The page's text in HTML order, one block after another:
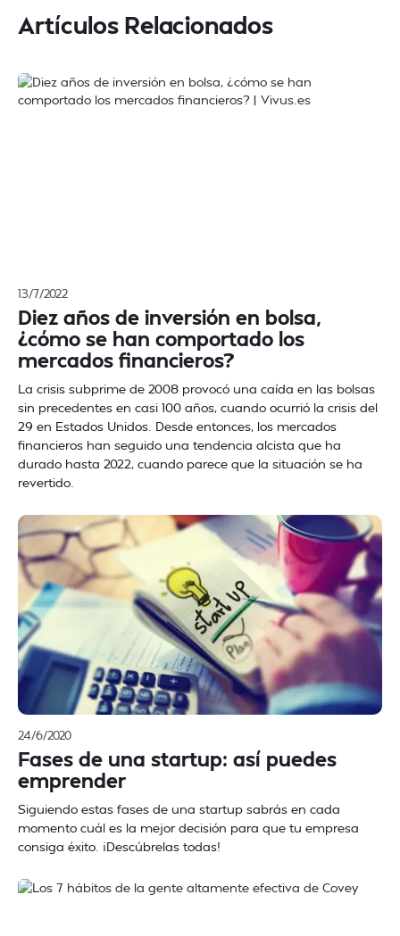
Artículos Relacionados
13/7/2022
Diez años de inversión en bolsa,
¿cómo se han comportado los
mercados financieros?
La crisis subprime de 2008 provocó una caída en las bolsas
sin precedentes en casi 100 años, cuando ocurrió la crisis del
29 en Estados Unidos. Desde entonces, los mercados
financieros han seguido una tendencia alcista que ha
durado hasta 2022, cuando parece que la situación se ha
revertido.
24/6/2020
Fases de una startup: así puedes
emprender
Siguiendo estas fases de una startup sabrás en cada
momento cuál es la mejor decisión para que tu empresa
consiga éxito. ¡Descúbrelas todas!